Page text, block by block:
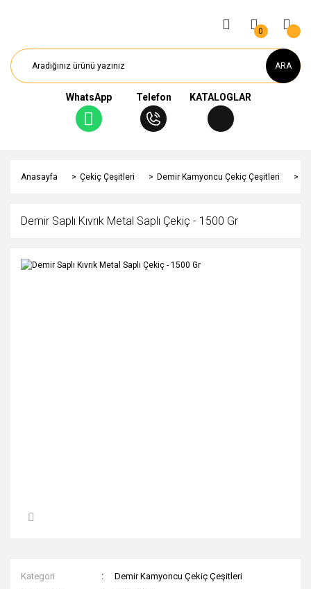
ARA
WhatsApp Telefon KATALOGLAR
0
Anasayfa Çekiç Çeşitleri Demir Kamyoncu Çekiç Çeşitleri
Demir Saplı Kıvrık Metal Saplı Çekiç - 1500 Gr
Kategori
Demir Kamyoncu Çekiç Çeşitleri